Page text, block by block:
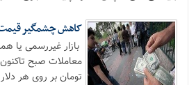
کاهش چشمگیر قیمت
بازار غیررسمی یا
تومان بر روی هر